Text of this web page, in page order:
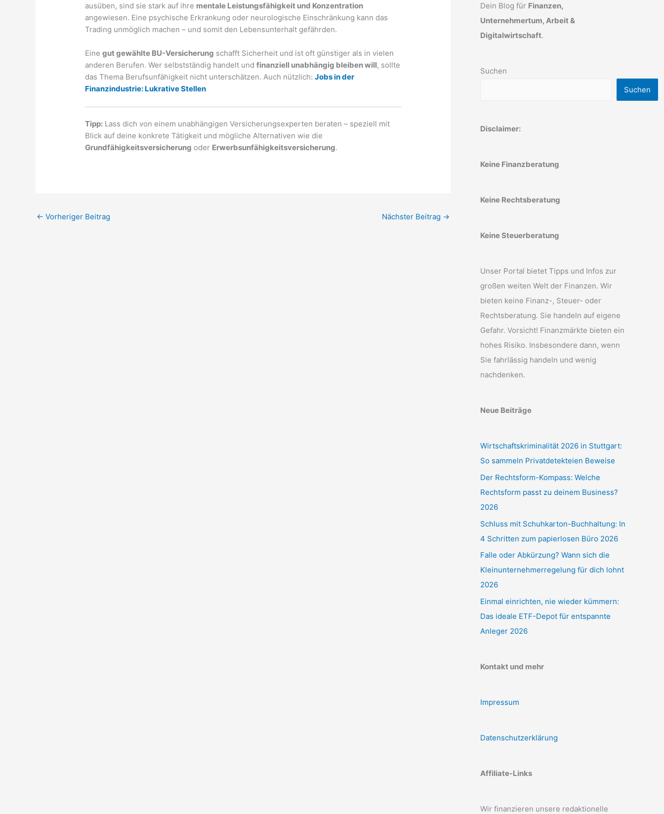
ausüben, sind sie stark auf ihre mentale Leistungsfähigkeit und Konzentration
angewiesen. Eine psychische Erkrankung oder neurologische Einschränkung kann das
Trading unmöglich machen – und somit den Lebensunterhalt gefährden.
Einegut gewählte BU-Versicherung schafft Sicherheit und ist oft günstiger als in vielen
anderen Berufen. Wer selbstständig handelt undfinanziell unabhängig bleiben will, sollte
das Thema Berufsunfähigkeit nicht unterschätzen. Auch nützlich:Jobs in der
Finanzindustrie: Lukrative Stellen
Tipp: Lass dich von einem unabhängigen Versicherungsexperten beraten – speziell mit
Blick auf deine konkrete Tätigkeit und mögliche Alternativen wie die
Grundfähigkeitsversicherung oder Erwerbsunfähigkeitsversicherung.
← Vorheriger Beitrag Nächster Beitrag →
Dein Blog für Finanzen,
Unternehmertum, Arbeit &
Digitalwirtschaft.
Suchen
Suchen
Disclaimer:
Keine Finanzberatung
Keine Rechtsberatung
Keine Steuerberatung
Unser Portal bietet Tipps und Infos zur
großen weiten Welt der Finanzen. Wir
bieten keine Finanz-, Steuer- oder
Rechtsberatung. Sie handeln auf eigene
Gefahr. Vorsicht! Finanzmärkte bieten ein
hohes Risiko. Insbesondere dann, wenn
Sie fahrlässig handeln und wenig
nachdenken.
Neue Beiträge
Wirtschaftskriminalität 2026 in Stuttgart:
So sammeln Privatdetekteien Beweise
Der Rechtsform-Kompass: Welche
Rechtsform passt zu deinem Business?
2026
Schluss mit Schuhkarton-Buchhaltung: In
4 Schritten zum papierlosen Büro 2026
Falle oder Abkürzung? Wann sich die
Kleinunternehmerregelung für dich lohnt
2026
Einmal einrichten, nie wieder kümmern:
Das ideale ETF-Depot für entspannte
Anleger 2026
Kontakt und mehr
Impressum
Datenschutzerklärung
Affiliate-Links
Wir finanzieren unsere redaktionelle